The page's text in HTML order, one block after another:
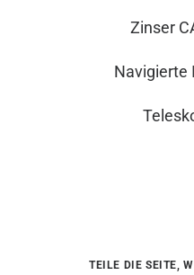
Zinser
Navigierte
TEILE DIE SEITE,